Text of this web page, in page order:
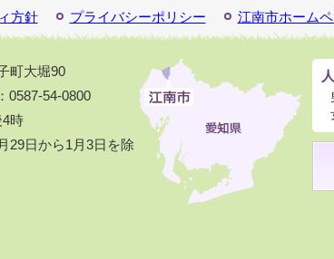
方針 プライバシーポリシー 江南市ホーム
町大堀90
0587-54-0800
時
29日から1月3日を除